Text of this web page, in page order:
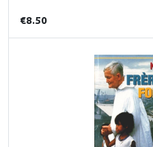
€8.50